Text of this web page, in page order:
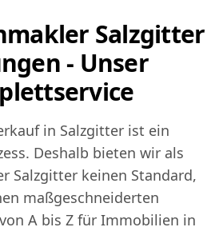
Salzgitter
- Unser
in Salzgitter ist ein
Deshalb bieten wir als
Salzgitter keinen Standard,
maßgeschneiderten
A bis Z für Immobilien in